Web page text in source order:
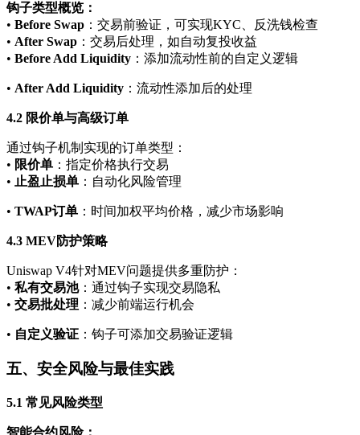
钩子类型概览：
• Before Swap ：交易前验证，可实现KYC、反洗钱检查
• After Swap ：交易后处理，如自动复投收益
• Before Add Liquidity ：添加流动性前的自定义逻辑
• After Add Liquidity ：流动性添加后的处理
4.2 限价单与高级订单
通过钩子机制实现的订单类型：
• 限价单 ：指定价格执行交易
• 止盈止损单 ：自动化风险管理
• TWAP订单 ：时间加权平均价格，减少市场影响
4.3 MEV防护策略
Uniswap V4针对MEV问题提供多重防护：
• 私有交易池：通过钩子实现交易隐私
• 交易批处理 ：减少前端运行机会
• 自定义验证 ：钩子可添加交易验证逻辑
五、安全风险与最佳实践
5.1 常见风险类型
智能合约风险：